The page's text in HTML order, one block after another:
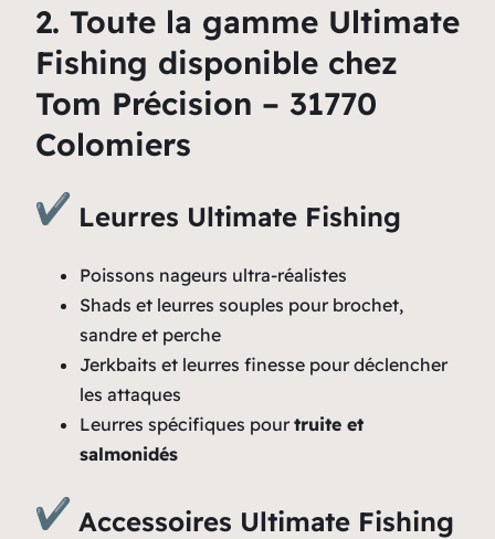
2. Toute la gamme Ultimate
Fishing disponible chez
Tom Précision – 31770
Colomiers
Leurres Ultimate Fishing
Poissons nageurs ultra-réalistes
Shads et leurres souples pour brochet,
sandre et perche
Jerkbaits et leurres finesse pour déclencher
les attaques
Leurres spécifiques pour truite et
salmonidés
Accessoires Ultimate Fishing